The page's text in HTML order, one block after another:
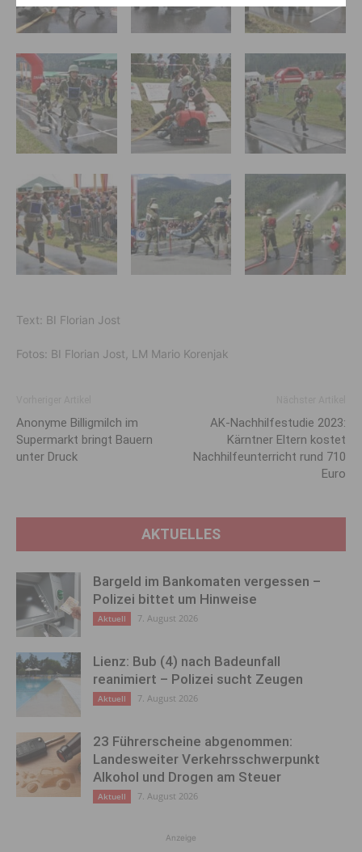
Text: BI Florian Jost
Fotos: BI Florian Jost, LM Mario Korenjak
Anonyme Billigmilch im
Supermarkt bringt Bauern
unter Druck
AK-Nachhilfestudie 2023:
Kärntner Eltern kostet
Nachhilfeunterricht rund 710
Euro
AKTUELLES
Bargeld im Bankomaten vergessen –
Polizei bittet um Hinweise
Aktuell 7. August 2026
Lienz: Bub (4) nach Badeunfall
reanimiert – Polizei sucht Zeugen
Aktuell 7. August 2026
23 Führerscheine abgenommen:
Landesweiter Verkehrsschwerpunkt
Alkohol und Drogen am Steuer
Aktuell 7. August 2026
Anzeige